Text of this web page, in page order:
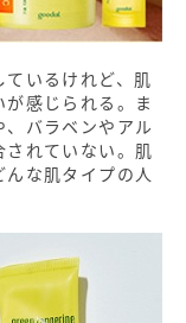
いるけれど、肌
感じられる。ま
バラベンやアル
れていない。肌
な肌タイプの人